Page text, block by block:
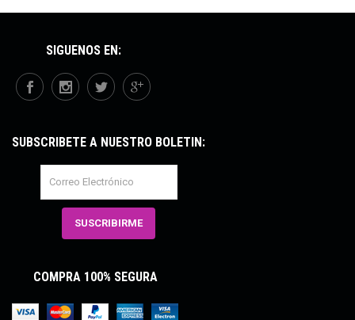
SÍGUENOS EN:
SUBSCRÍBETE A NUESTRO BOLETÍN:
COMPRA 100% SEGURA